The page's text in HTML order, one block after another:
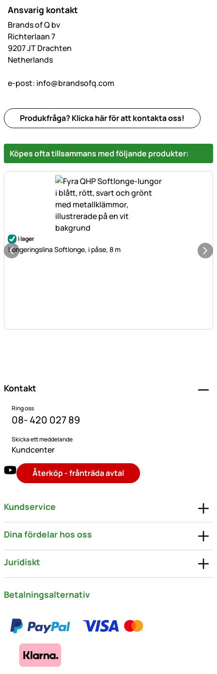
Ansvarig kontakt
Brands of Q bv
Richterlaan 7
9207 JT Drachten
Netherlands
e-post: info@brandsofq.com
Produkfråga? Klicka här för att kontakta oss!
Köpes ofta tillsammans med följande produkter:
i lager
Longeringslina Softlonge, i påse, 8 m
Kontakt
Ring oss
08- 420 027 89
Skicka ett meddelande
Kundcenter
Återköp - frånträda avtal
Kundservice
Dina fördelar hos oss
Juridiskt
Betalningsalternativ